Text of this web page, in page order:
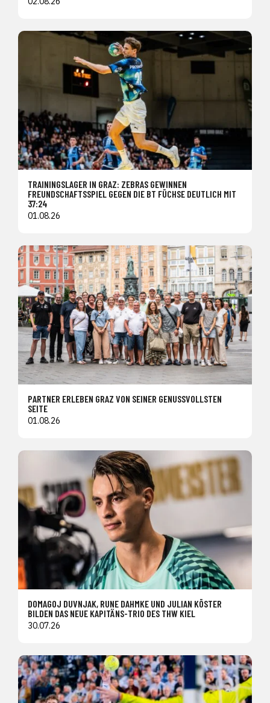
TRAININGSLAGER IN GRAZ: ZEBRAS GEWINNEN
FREUNDSCHAFTSSPIEL GEGEN DIE BT FÜCHSE DEUTLICH MIT
37:24
01.08.26
PARTNER ERLEBEN GRAZ VON SEINER GENUSSVOLLSTEN
SEITE
01.08.26
DOMAGOJ DUVNJAK, RUNE DAHMKE UND JULIAN KÖSTER
BILDEN DAS NEUE KAPITÄNS-TRIO DES THW KIEL
30.07.26